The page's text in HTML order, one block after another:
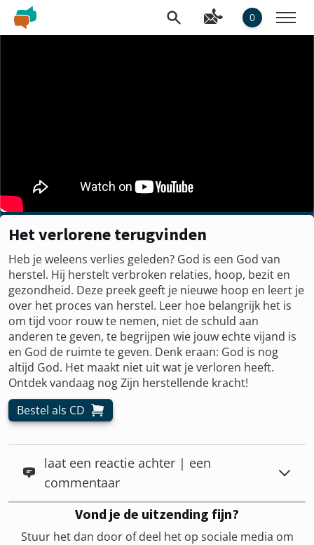
0
Het verlorene terugvinden
Heb je weleens verlies geleden? God is een God van
herstel. Hij herstelt verbroken relaties, hoop, bezit en
gezondheid. Deze preek geeft je nieuwe hoop en leert je
over het proces van herstel. Leer hoe belangrijk het is
om tijd voor rouw te nemen, niet de schuld aan
anderen te geven, te begrijpen wie jouw echte vijand is
en God de ruimte te geven. Denk eraan: God is nog
altijd God. Het maakt niet uit wat je verloren heeft.
Ontdek vandaag nog Zijn herstellende kracht!
Bestel als CD
laat een reactie achter | een
commentaar
Vond je de uitzending fijn?
Stuur het dan door of deel het op sociale media om